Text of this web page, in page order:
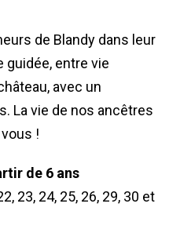
de Blandy dans leur
guidée, entre vie
avec un
La vie de nos ancêtres
!
de 6 ans
23, 24, 25, 26, 29, 30 et